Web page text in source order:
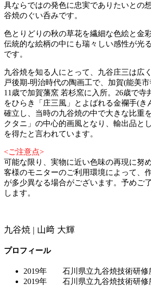
具ならではの発色に忠実でありたいとの
谷焼のぐい呑みです。
色とりどりの秋の草花を繊細な色絵と金
伝統的な絵柄の中にも瑞々しい感性が光
です。
九谷焼を知る人にとって、九谷庄三は広
戸後期-明治時代の陶画工で、加賀(能美市
11歳で加賀藩窯 若杉窯に入所。26歳で寺
をひらき「庄三風」とよばれる金襴手(き
確立し、当時の九谷焼の中で大きな比重
クタニ」の中心的画風となり、輸出品と
を得たと言われています。
<ご注意点>
可能な限り、実物に近い色味の再現に努
客様のモニターのご利用環境によって、
が多少異なる場合がございます。予めご
します。
九谷焼 | 山﨑 大輝
プロフィール
2019年 石川県立九谷焼技術研
2019年 石川県立九谷焼技術研